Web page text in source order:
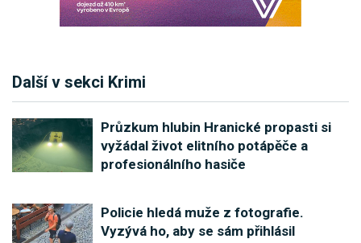
Další v sekci Krimi
Průzkum hlubin Hranické propasti si
vyžádal život elitního potápěče a
profesionálního hasiče
Policie hledá muže z fotografie.
Vyzývá ho, aby se sám přihlásil